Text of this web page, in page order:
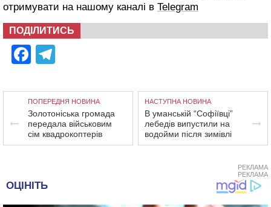
отримувати на нашому каналі в Telegram
ПОДІЛИТИСЬ
Facebook
ПОПЕРЕДНЯ НОВИНА
Золотоніська громада
передала військовим
сім квадрокоптерів
НАСТУПНА НОВИНА
В уманській “Софіївці”
лебедів випустили на
водойми після зимівлі
РЕКЛАМА
РЕКЛАМА